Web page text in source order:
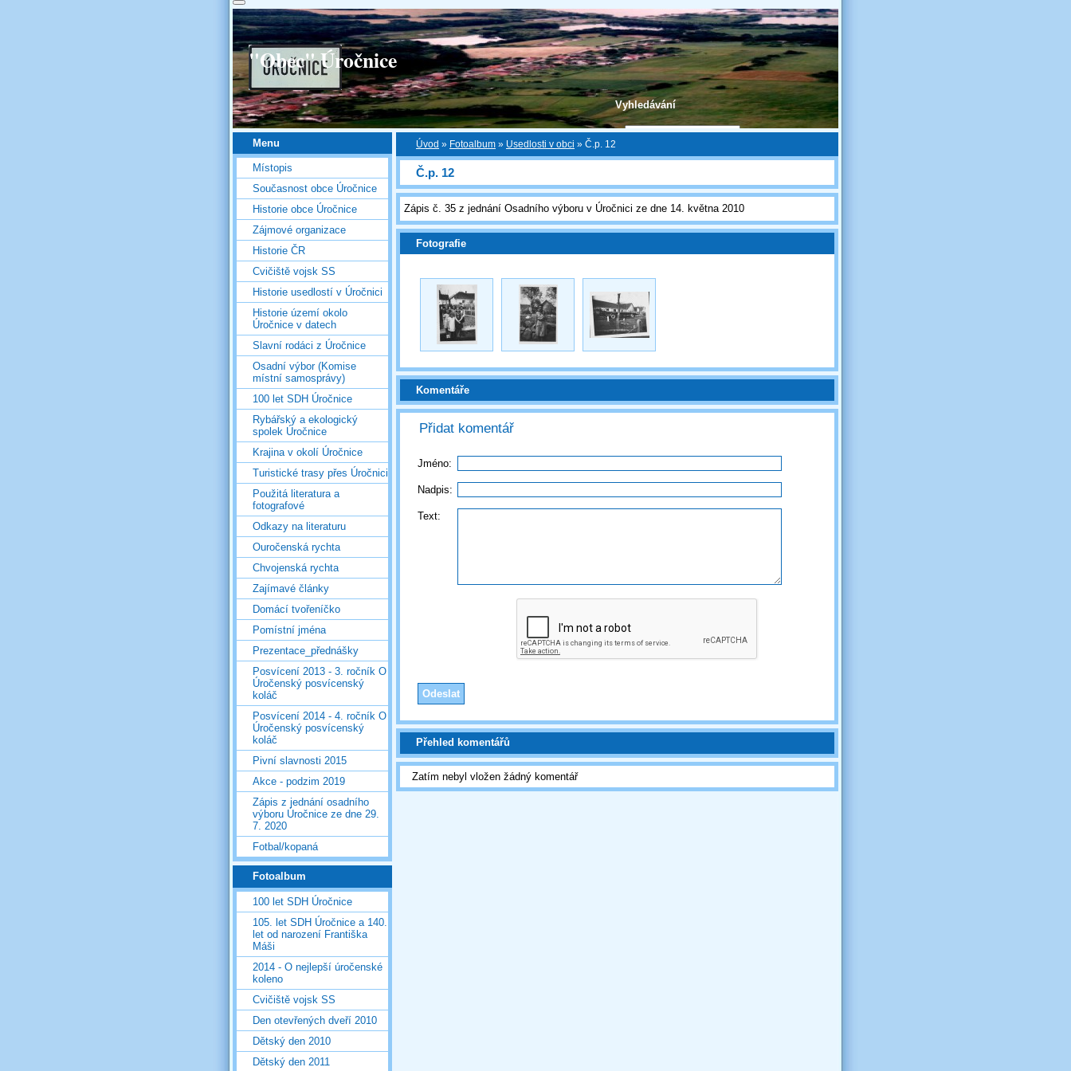
Vyhledávání
"Obec" Úročnice
Úvod » Fotoalbum » Usedlosti v obci » Č.p. 12
Č.p. 12
Zápis č. 35 z jednání Osadního výboru v Úročnici ze dne 14. května 2010
Fotografie
Komentáře
Přidat komentář
Jméno:
Nadpis:
Text:
Přehled komentářů
Zatím nebyl vložen žádný komentář
Menu
Místopis
Současnost obce Úročnice
Historie obce Úročnice
Zájmové organizace
Historie ČR
Cvičiště vojsk SS
Historie usedlostí v Úročnici
Historie území okolo
Úročnice v datech
Slavní rodáci z Úročnice
Osadní výbor (Komise
místní samosprávy)
100 let SDH Úročnice
Rybářský a ekologický
spolek Úročnice
Krajina v okolí Úročnice
Turistické trasy přes Úročnici
Použitá literatura a
fotografové
Odkazy na literaturu
Ouročenská rychta
Chvojenská rychta
Zajímavé články
Domácí tvořeníčko
Pomístní jména
Prezentace_přednášky
Posvícení 2013 - 3. ročník O
Úročenský posvícenský
koláč
Posvícení 2014 - 4. ročník O
Úročenský posvícenský
koláč
Pivní slavnosti 2015
Akce - podzim 2019
Zápis z jednání osadního
výboru Úročnice ze dne 29.
7. 2020
Fotbal/kopaná
Fotoalbum
100 let SDH Úročnice
105. let SDH Úročnice a 140.
let od narození Františka
Máši
2014 - O nejlepší úročenské
koleno
Cvičiště vojsk SS
Den otevřených dveří 2010
Dětský den 2010
Dětský den 2011